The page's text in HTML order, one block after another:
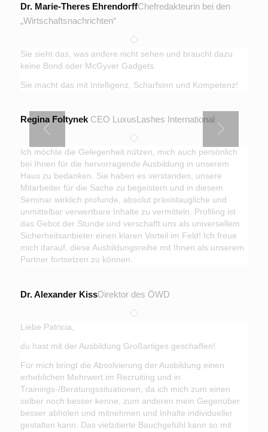
Dr. Marie-Theres EhrendorffChefredakteurin bei den
„Wirtschaftsnachrichten“
Sie sieht das, was andere nicht sehen und braucht dazu
keine Bond oder McGyver Gadgets.
Sie macht das mit Intelligenz, Scharfsinn und Kompetenz!
Regina FoltynekCEO LuxusLashes International
Ich möchte die Gelegenheit nützen, mich auch persönlich
bei Ihnen für die hervorragende Ausbildung in unserem
Haus zu bedanken. Sie haben es verstanden, unsere
Mitarbeiter für die Sache zu begeistern und in diesem
Seminar wirklich profunde, absolut praxistaugliche und
unmittelbar verwertbare Inhalte zu vermitteln. Profiling ist
das Gebot der Stunde und verschafft uns als universellem
Sicherheitsanbieter einen klaren Vorteil im Feld! Ich freue
mich darauf, diese Ausbildungsreihe mit Ihnen als unserem
Partner fortsetzen zu können.
Dr. Alexander KissDirektor des ÖWD
Liebe Patricia,
du hast mit der Ausbildung Großartiges geschaffen!
Für mich bringt die Absolvierung der Ausbildung einen
erheblichen Mehrwert im Recruiting und in
Trainings-/Beratungssituationen, da ich mich zum einen
selber noch besser kenne, zum anderen mein Gegenüber
besser abholen und mitnehmen und Inhalte individueller
gestalten kann. Das vielzitierte Bauchgefühl kann so mit